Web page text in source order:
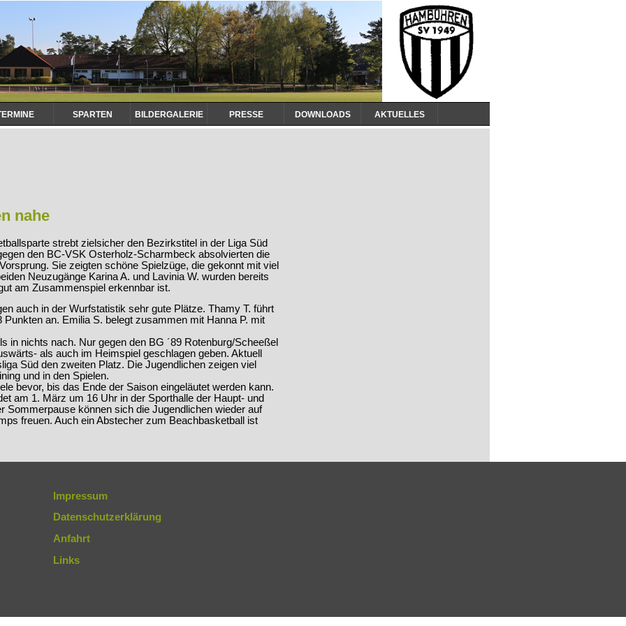
SPARTEN BILDERGALERIE PRESSE DOWNLOADS AKTUELLES
nahe
strebt zielsicher den Bezirkstitel in der Liga Süd
den BC-VSK Osterholz-Scharmbeck absolvierten die
Sie zeigten schöne Spielzüge, die gekonnt mit viel
Neuzugänge Karina A. und Lavinia W. wurden bereits
am Zusammenspiel erkennbar ist.
auch in der Wurfstatistik sehr gute Plätze. Thamy T. führt
Punkten an. Emilia S. belegt zusammen mit Hanna P. mit
in nichts nach. Nur gegen den BG ´89 Rotenburg/Scheeßel
als auch im Heimspiel geschlagen geben. Aktuell
Süd den zweiten Platz. Die Jugendlichen zeigen viel
und in den Spielen.
bevor, bis das Ende der Saison eingeläutet werden kann.
am 1. März um 16 Uhr in der Sporthalle der Haupt- und
Sommerpause können sich die Jugendlichen wieder auf
freuen. Auch ein Abstecher zum Beachbasketball ist
Impressum
Datenschutzerklärung
Anfahrt
Links